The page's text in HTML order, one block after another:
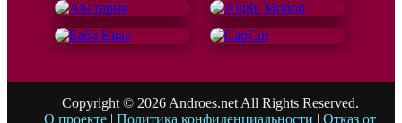
Copyright © 2026 Androes.net All Rights Reserved.
О проекте | Политика конфиденциальности | Отказ от